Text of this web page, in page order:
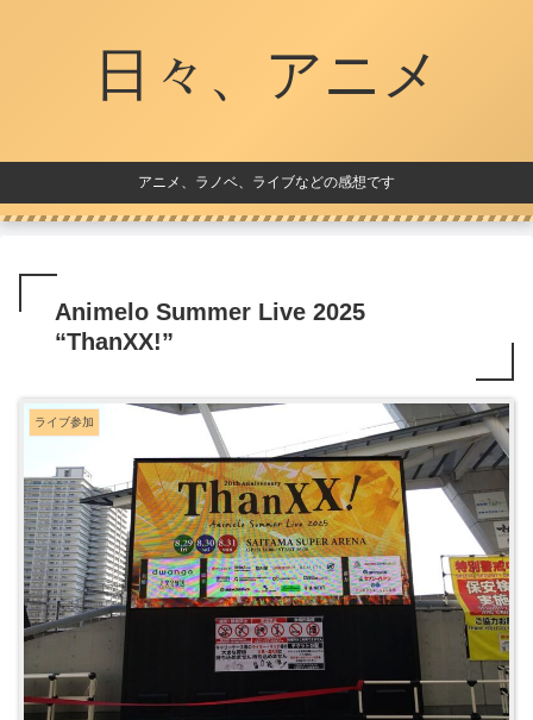
日々、アニメ
アニメ、ラノベ、ライブなどの感想です
Animelo Summer Live 2025
“ThanXX!”
ライブ参加